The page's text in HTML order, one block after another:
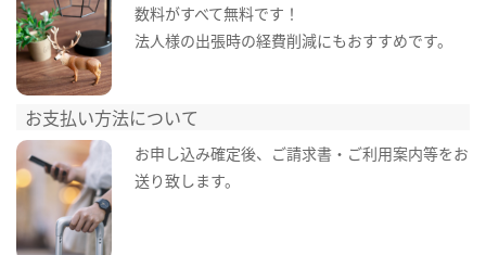
数料がすべて無料です！
法人様の出張時の経費削減にもおすすめです。
お支払い方法について
お申し込み確定後、ご請求書・ご利用案内等をお
送り致します。